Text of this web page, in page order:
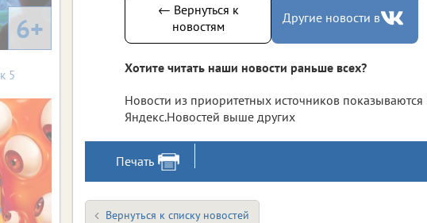
← Вернуться к
новостям
Другие новости в
Хотите читать наши новости раньше всех?
Новости из приоритетных источников показываются
Яндекс.Новостей выше других
Печать
Вернуться к списку новостей
6+
5